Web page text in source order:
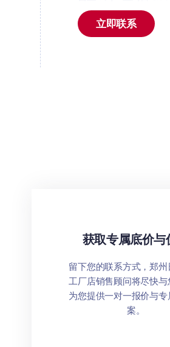
立即联系
获取专属底价与
留下您的联系方式，郑
工厂店销售顾问将尽快与
为您提供一对一报价与
案。